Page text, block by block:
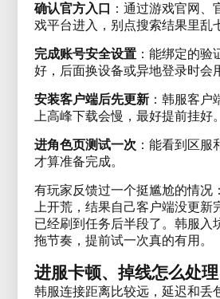
确认官方入口
：通过游戏官网、
戏平台进入，别点搜索结果里乱
完成账号安全设置：能绑定的验
好，后面换设备或异地登录时会
安装客户端后先更新：韩服客户
上高峰下载会慢，最好提前挂好。
进角色页测试一次 ：能看到区服
才算准备完成。
有玩家反馈过一个挺尴尬的情况
上开荒，结果自己客户端没更新
已经刷到任务后半段了。韩服入
拖节奏，提前试一次真的有用。
进服卡顿、掉线怎么处理
韩服连接距离比较远，延迟和丢